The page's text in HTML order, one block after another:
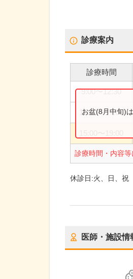
診療案内
診療時間
9:00〜12:30
14:00〜17:00
診療時間・内容等
お盆(8月中旬)
休診日:火、日、祝
医師・施設情